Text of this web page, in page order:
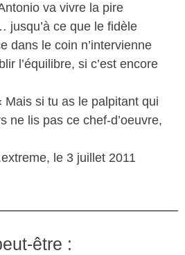
va vivre la pire
jusqu’à ce que le fidèle
dans le coin n’intervienne
l’équilibre, si c’est encore
Mais si tu as le palpitant qui
ne lis pas ce chef-d’oeuvre,
le 3 juillet 2011
être :